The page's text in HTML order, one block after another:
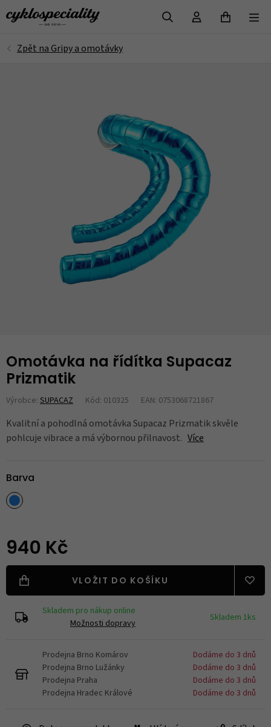
Omotávka na řídítka Supacaz
Prizmatik
Výrobce: SUPACAZ Kód: 010325 EAN: 0753068721867
Kvalitní a pohodlná omotávka Supacaz Prizmatik skvěle
pohlcuje vibrace a má výbornou přilnavost. Více
Barva
940 Kč
VLOŽIT DO KOŠÍKU
Skladem pro nákup online
Možnosti dopravy
Skladem 1ks
Prodejna Brno Komárov
Dodáme do 3 dnů
Prodejna Brno Lužánky
Dodáme do 3 dnů
Prodejna Praha
Dodáme do 3 dnů
Prodejna Hradec Králové
Dodáme do 3 dnů